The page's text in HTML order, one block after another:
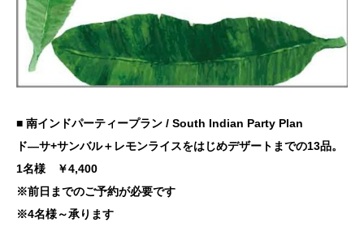
■ 南インドパーティープラン / South Indian Party Plan
ド―サ+サンバル＋レモンライスをはじめデザートまでの13品。
1名様 ￥4,400
※前日までのご予約が必要です
※4名様～承ります